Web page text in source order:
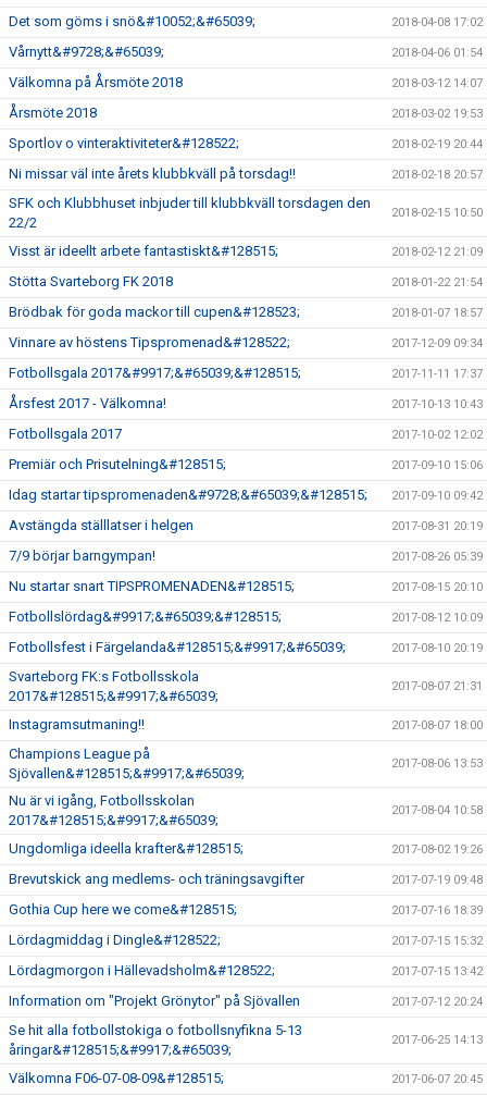
Det som göms i snö&#10052;&#65039; 2018-04-08 17:02
Vårnytt&#9728;&#65039; 2018-04-06 01:54
Välkomna på Årsmöte 2018 2018-03-12 14:07
Årsmöte 2018 2018-03-02 19:53
Sportlov o vinteraktiviteter&#128522; 2018-02-19 20:44
Ni missar väl inte årets klubbkväll på torsdag!! 2018-02-18 20:57
SFK och Klubbhuset inbjuder till klubbkväll torsdagen den
22/2
2018-02-15 10:50
Visst är ideellt arbete fantastiskt&#128515; 2018-02-12 21:09
Stötta Svarteborg FK 2018 2018-01-22 21:54
Brödbak för goda mackor till cupen&#128523; 2018-01-07 18:57
Vinnare av höstens Tipspromenad&#128522; 2017-12-09 09:34
Fotbollsgala 2017&#9917;&#65039;&#128515; 2017-11-11 17:37
Årsfest 2017 - Välkomna! 2017-10-13 10:43
Fotbollsgala 2017 2017-10-02 12:02
Premiär och Prisutelning&#128515; 2017-09-10 15:06
Idag startar tipspromenaden&#9728;&#65039;&#128515; 2017-09-10 09:42
Avstängda ställlatser i helgen 2017-08-31 20:19
7/9 börjar barngympan! 2017-08-26 05:39
Nu startar snart TIPSPROMENADEN&#128515; 2017-08-15 20:10
Fotbollslördag&#9917;&#65039;&#128515; 2017-08-12 10:09
Fotbollsfest i Färgelanda&#128515;&#9917;&#65039; 2017-08-10 20:19
Svarteborg FK:s Fotbollsskola
2017&#128515;&#9917;&#65039;
2017-08-07 21:31
Instagramsutmaning!! 2017-08-07 18:00
Champions League på
Sjövallen&#128515;&#9917;&#65039;
2017-08-06 13:53
Nu är vi igång, Fotbollsskolan
2017&#128515;&#9917;&#65039;
2017-08-04 10:58
Ungdomliga ideella krafter&#128515; 2017-08-02 19:26
Brevutskick ang medlems- och träningsavgifter 2017-07-19 09:48
Gothia Cup here we come&#128515; 2017-07-16 18:39
Lördagmiddag i Dingle&#128522; 2017-07-15 15:32
Lördagmorgon i Hällevadsholm&#128522; 2017-07-15 13:42
Information om "Projekt Grönytor" på Sjövallen 2017-07-12 20:24
Se hit alla fotbollstokiga o fotbollsnyfikna 5-13
åringar&#128515;&#9917;&#65039;
2017-06-25 14:13
Välkomna F06-07-08-09&#128515; 2017-06-07 20:45